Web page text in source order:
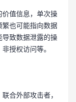
值信息，单次操
也可能指向数据
致数据泄露的操
授权访问等。
合外部攻击者，